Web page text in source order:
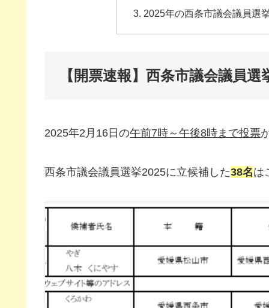
2025年の西条市議会議員選
【開票速報】西条市議会議員
2025年2月16日の午前7時～午後8時まで投票
西条市議会議員選挙2025に立候補した38名は